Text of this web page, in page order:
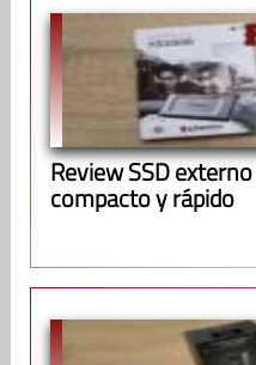
Review SSD
compacto y rápido